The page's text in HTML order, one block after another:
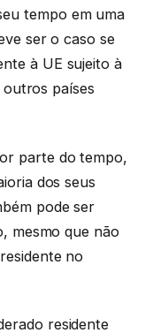
tempo em uma
ser o caso se
à UE sujeito à
países
parte do tempo,
dos seus
pode ser
mesmo que não
no
residente